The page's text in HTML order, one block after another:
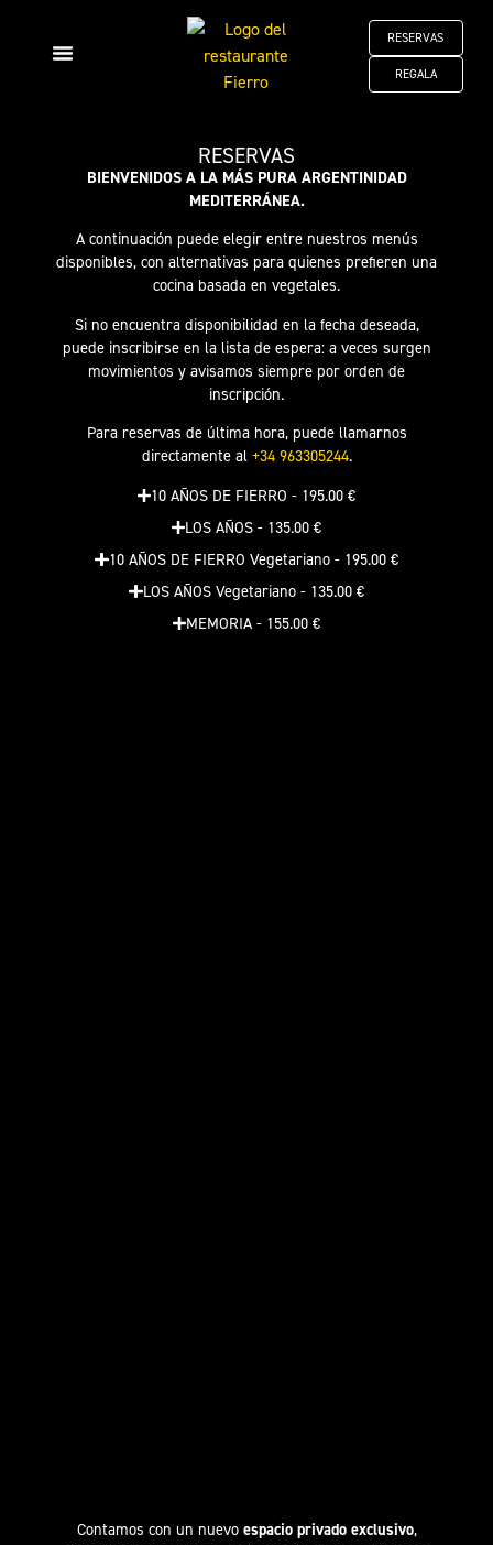
RESERVAS
REGALA
RESERVAS
BIENVENIDOS A LA MÁS PURA ARGENTINIDAD
MEDITERRÁNEA.
A continuación puede elegir entre nuestros menús
disponibles, con alternativas para quienes prefieren una
cocina basada en vegetales.
Si no encuentra disponibilidad en la fecha deseada,
puede inscribirse en la lista de espera: a veces surgen
movimientos y avisamos siempre por orden de
inscripción.
Para reservas de última hora, puede llamarnos
directamente al +34 963305244.
10 AÑOS DE FIERRO - 195.00 €
LOS AÑOS - 135.00 €
10 AÑOS DE FIERRO Vegetariano - 195.00 €
LOS AÑOS Vegetariano - 135.00 €
MEMORIA - 155.00 €
Contamos con un nuevo espacio privado exclusivo,